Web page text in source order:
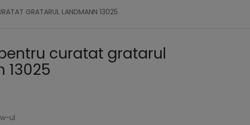
GRATARUL LANDMANN 13025
curatat gratarul
13025
ul